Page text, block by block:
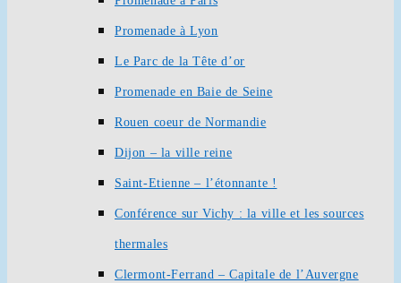
Promenade à Lyon
Le Parc de la Tête d’or
Promenade en Baie de Seine
Rouen coeur de Normandie
Dijon – la ville reine
Saint-Etienne – l’étonnante !
Conférence sur Vichy : la ville et les sources
thermales
Clermont-Ferrand – Capitale de l’Auvergne